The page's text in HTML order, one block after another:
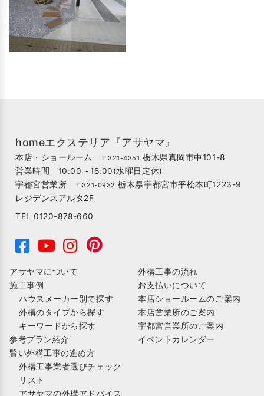
homeエクステリア『アサヤマ』
本店・ショールーム 〒321-4351 栃木県真岡市中101-8
営業時間 10:00～18:00(水曜日定休)
宇都宮営業所 〒321-0932 栃木県宇都宮市平松本町1223-9
レジデンスアルタ2F
TEL 0120-878-660
アサヤマについて
施工事例
ハウスメーカー別で探す
外構のタイプから探す
キーワードから探す
参考プラン紹介
賢い外構工事の進め方
外構工事業者選びチェック
リスト
アサヤマの外構アドバイス
外構工事の流れ
お支払いについて
本店ショールームのご案内
本店営業所のご案内
宇都宮営業所のご案内
イベントカレンダー